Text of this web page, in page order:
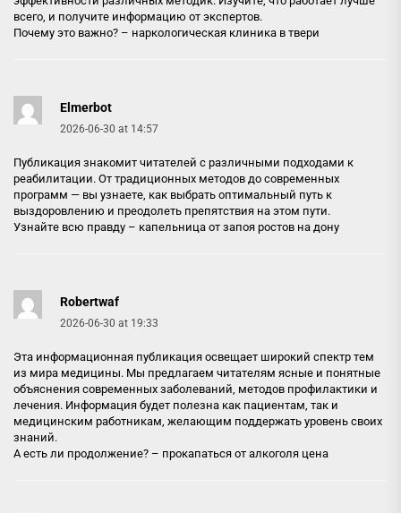
всего, и получите информацию от экспертов.
Почему это важно? – наркологическая клиника в твери
Elmerbot
2026-06-30 at 14:57
Публикация знакомит читателей с различными подходами к
реабилитации. От традиционных методов до современных
программ — вы узнаете, как выбрать оптимальный путь к
выздоровлению и преодолеть препятствия на этом пути.
Узнайте всю правду – капельница от запоя ростов на дону
Robertwaf
2026-06-30 at 19:33
Эта информационная публикация освещает широкий спектр тем
из мира медицины. Мы предлагаем читателям ясные и понятные
объяснения современных заболеваний, методов профилактики и
лечения. Информация будет полезна как пациентам, так и
медицинским работникам, желающим поддержать уровень своих
знаний.
А есть ли продолжение? – прокапаться от алкоголя цена